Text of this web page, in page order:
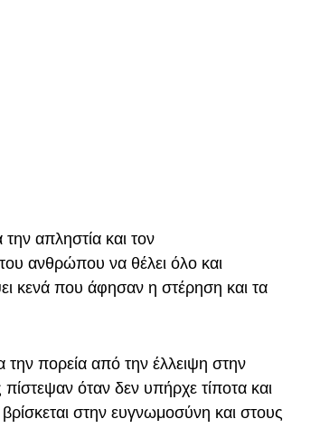
την απληστία και τον
ανθρώπου να θέλει όλο και
κενά που άφησαν η στέρηση και τα
την πορεία από την έλλειψη στην
όταν δεν υπήρχε τίποτα και
στην ευγνωμοσύνη και στους